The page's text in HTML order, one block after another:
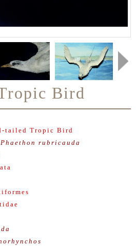
Bird
tailed Tropic Bird
Phaethon rubricauda